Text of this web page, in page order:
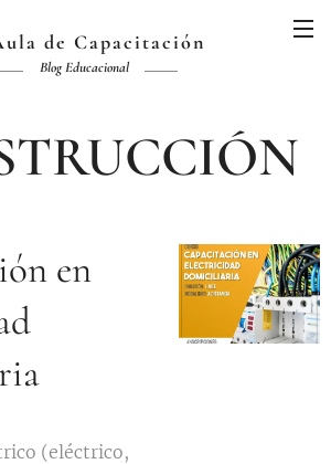
de Capacitación
Blog Educacional
en
(eléctrico,